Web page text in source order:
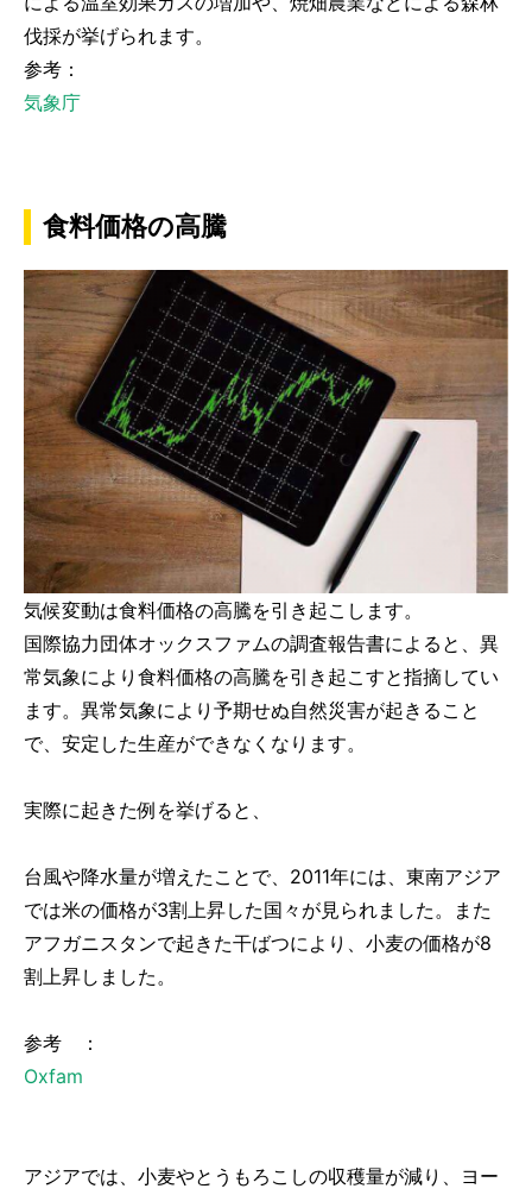
伐採が挙げられます。
参考：
気象庁
食料価格の高騰
気候変動は食料価格の高騰を引き起こします。
国際協力団体オックスファムの調査報告書によると、異
常気象により食料価格の高騰を引き起こすと指摘してい
ます。異常気象により予期せぬ自然災害が起きること
で、安定した生産ができなくなります。
実際に起きた例を挙げると、
台風や降水量が増えたことで、2011年には、東南アジア
では米の価格が3割上昇した国々が見られました。また
アフガニスタンで起きた干ばつにより、小麦の価格が8
割上昇しました。
参考 ：
Oxfam
アジアでは、小麦やとうもろこしの収穫量が減り、ヨー